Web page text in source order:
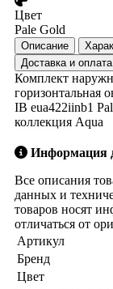
Цвет
Pale Gold
Описание
Доставка и оплата
Комплект
горизонтальная
IB eua422iinb1
коллекция Aqua
Информация
Все описания
данных и
товаров носят
отличаться от
Артикул
Бренд
Цвет